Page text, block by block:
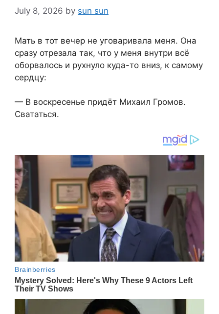
July 8, 2026 by sun sun
Мать в тот вечер не уговаривала меня. Она
сразу отрезала так, что у меня внутри всё
оборвалось и рухнуло куда-то вниз, к самому
сердцу:
— В воскресенье придёт Михаил Громов.
Свататься.